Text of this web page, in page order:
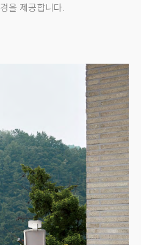
을 제공합니다.